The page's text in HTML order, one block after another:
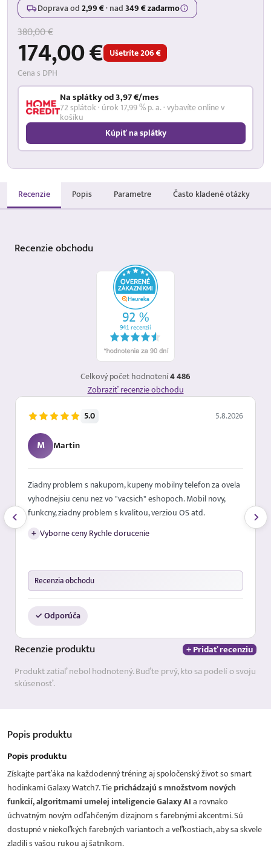
Doprava od2,99 €·nad349 € zadarmo
380,00 €
174,00 € Ušetríte 206 €
Cena s DPH
Na splátky od 3,97 €/mes
72 splátok · úrok 17,99 % p. a. · vybavíte online v
košíku
Kúpiť na splátky
Recenzie Popis Parametre Často kladené otázky
Recenzieobchodu
Celkový počet hodnotení4 486
Zobraziť recenzie obchodu
5.0 5.8.2026
M Martin
Ziadny problem s nakupom, kupeny mobilny telefon za ovela
vyhodnejsiu cenu nez vo "vacsich" eshopoch. Mobil novy,
funkcny, ziadny problem s kvalitou, verziou OS atd.
+ Vyborne ceny Rychle dorucenie
Recenzia obchodu
✓ Odporúča
Recenzie produktu
+ Pridať recenziu
Produkt zatiaľ nebol hodnotený. Buďte prvý, kto sa podelí o svoju
skúsenosť.
Popisproduktu
Popis produktu
Získajte parťáka na každodenný tréning aj spoločenský život so smart
hodinkami Galaxy Watch7. Tieprichádzajú s množstvom nových
funkcií, algoritmami umelej inteligencie Galaxy AIa rovnako
úchvatným novým odľahčeným dizajnom s farebnými akcentmi. Sú
dostupné v niekoľkých farebných variantoch a veľkostiach, aby sa skvele
zladili s vašou rukou aj šatníkom.